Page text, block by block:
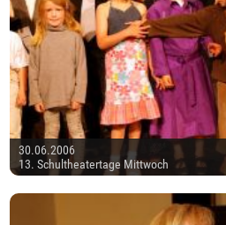
30.06.2006
13. Schultheatertage Mittwoch